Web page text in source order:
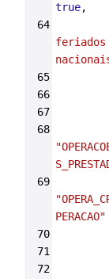
true,
64
65
66
67
68
69
PERACAO"
70
71
72